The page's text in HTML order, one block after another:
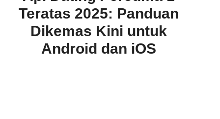
Teratas 2025: Panduan
Dikemas Kini untuk
Android dan iOS